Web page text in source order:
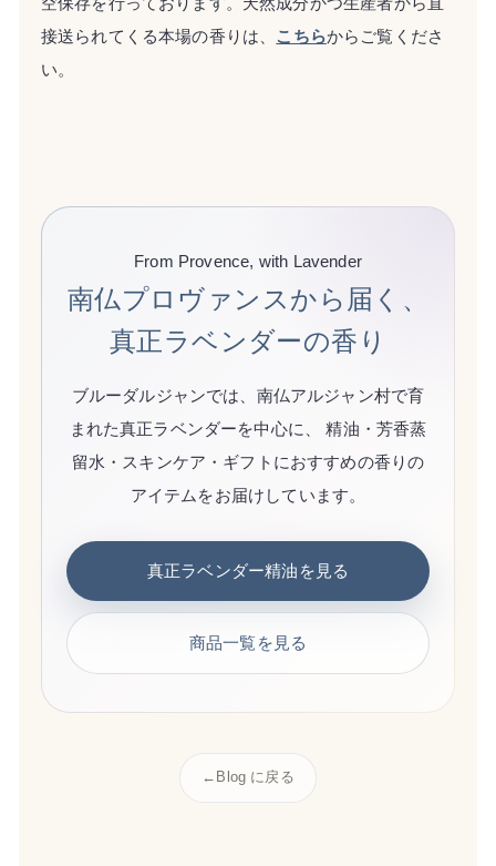
接送られてくる本場の香りは、 こちらからご覧くださ
い。
From Provence, with Lavender
南仏プロヴァンスから届く、
真正ラベンダーの香り
ブルーダルジャンでは、南仏アルジャン村で育
まれた真正ラベンダーを中心に、 精油・芳香蒸
留水・スキンケア・ギフトにおすすめの香りの
アイテムをお届けしています。
真正ラベンダー精油を見る
商品一覧を見る
← Blog に戻る